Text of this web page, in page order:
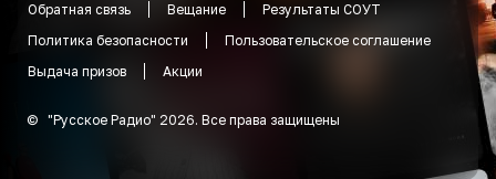
Обратная связь
Вещание
Результаты СОУТ
Политика безопасности
Пользовательское соглашение
Выдача призов
Акции
© "Русское Радио" 2026. Все права защищены